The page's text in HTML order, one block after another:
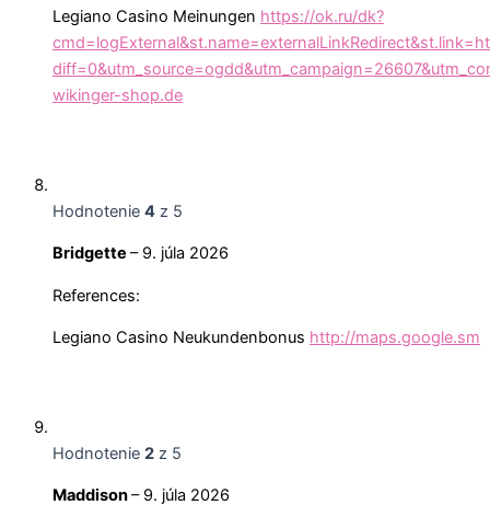
Legiano Casino Meinungen https://ok.ru/dk?
wikinger-shop.de
Hodnotenie 4 z 5
Bridgette – 9. júla 2026
References:
Legiano Casino Neukundenbonus http://maps.google.sm
Hodnotenie 2 z 5
Maddison– 9. júla 2026